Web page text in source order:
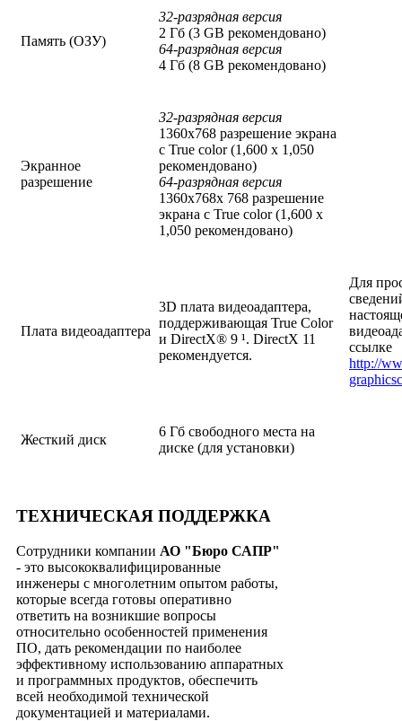
Память (ОЗУ)
32-разрядная версия
2 Гб (3 GB рекомендовано)
64-разрядная версия
4 Гб (8 GB рекомендовано)
Экранное
разрешение
32-разрядная версия
1360x768 разрешение экрана
с True color (1,600 x 1,050
рекомендовано)
64-разрядная версия
1360x768x 768 разрешение
экрана с True color (1,600 x
1,050 рекомендовано)
Плата видеоадаптера
3D плата видеоадаптера,
поддерживающая True Color
и DirectX® 9 ¹. DirectX 11
рекомендуется.
Для
ссылке
http://
Жесткий диск
6 Гб свободного места на
диске (для установки)
ТЕХНИЧЕСКАЯ ПОДДЕРЖКА
Сотрудники компании АО "Бюро САПР"
- это высококвалифицированные
инженеры с многолетним опытом работы,
которые всегда готовы оперативно
ответить на возникшие вопросы
относительно особенностей применения
ПО, дать рекомендации по наиболее
эффективному использованию аппаратных
и программных продуктов, обеспечить
всей необходимой технической
документацией и материалами.